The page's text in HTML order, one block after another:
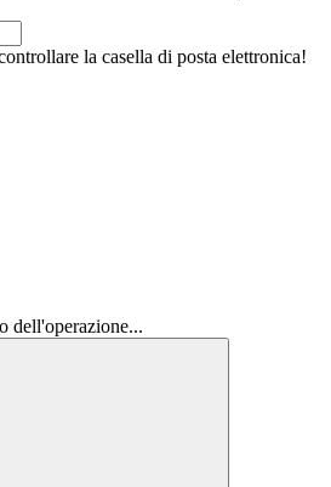
la casella di posta elettronica!
dell'operazione...